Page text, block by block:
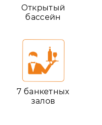
Открытый
бассейн
7 банкетных
залов